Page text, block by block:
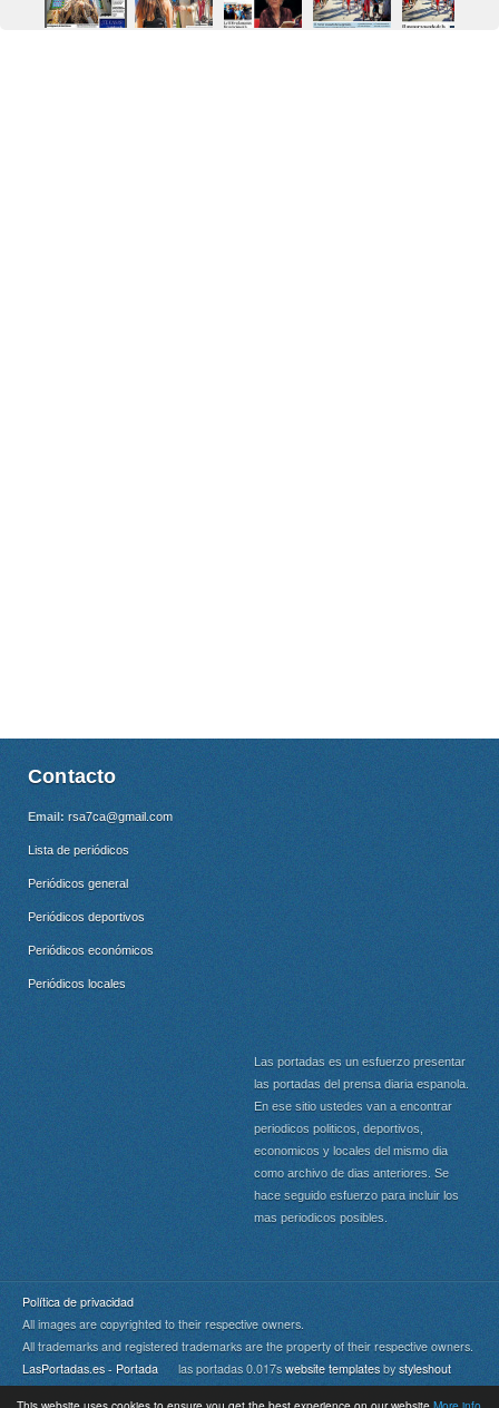
Contacto
Email: rsa7ca@gmail.com
Lista de periódicos
Periódicos general
Periódicos deportivos
Periódicos económicos
Periódicos locales
Las portadas es un esfuerzo presentar
las portadas del prensa diaria espanola.
En ese sitio ustedes van a encontrar
periodicos politicos, deportivos,
economicos y locales del mismo dia
como archivo de dias anteriores. Se
hace seguido esfuerzo para incluir los
mas periodicos posibles.
Política de privacidad
All images are copyrighted to their respective owners.
All trademarks and registered trademarks are the property of their respective owners.
LasPortadas.es - Portada las portadas 0.017s website templatesby styleshout